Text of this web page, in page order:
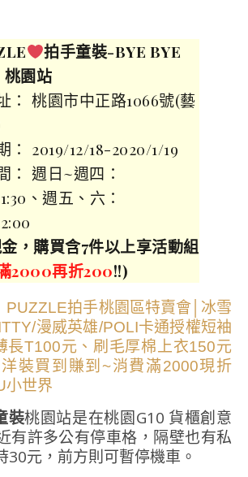
拍手童裝-BYE BYE
桃園站
： 桃園市中正路1066號(藝
： 2019/12/18-2020/1/19
： 週日~週四：
、週五、六：
，購買含7件以上享活動組
2000再折200!!)
裝桃園站是在桃園G10 貨櫃創意
有許多公有停車格，隔壁也有私
30元，前方則可暫停機車。